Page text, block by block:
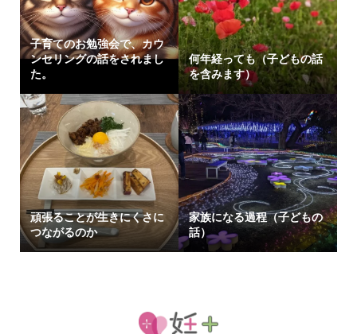
子育てのお勉強会で、カウ
ンセリングの話をされまし
た。
何年経っても（子どもの話
を含みます）
頑張ることが生きにくさに
つながるのか
家族になる過程（子どもの
話）